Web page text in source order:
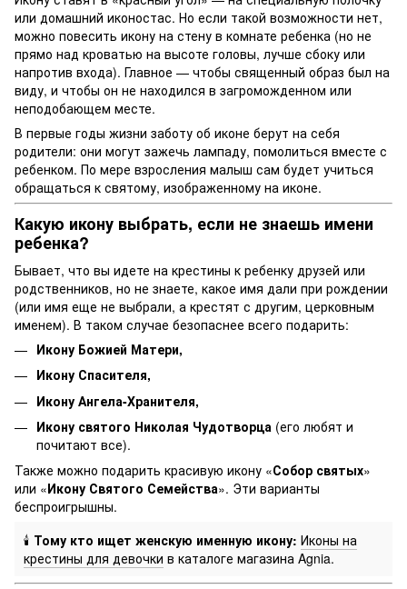
или домашний иконостас. Но если такой возможности нет,
можно повесить икону на стену в комнате ребенка (но не
прямо над кроватью на высоте головы, лучше сбоку или
напротив входа). Главное — чтобы священный образ был на
виду, и чтобы он не находился в загроможденном или
неподобающем месте.
В первые годы жизни заботу об иконе берут на себя
родители: они могут зажечь лампаду, помолиться вместе с
ребенком. По мере взросления малыш сам будет учиться
обращаться к святому, изображенному на иконе.
Какую икону выбрать, если не знаешь имени
ребенка?
Бывает, что вы идете на крестины к ребенку друзей или
родственников, но не знаете, какое имя дали при рождении
(или имя еще не выбрали, а крестят с другим, церковным
именем). В таком случае безопаснее всего подарить:
Икону Божией Матери,
Икону Спасителя,
Икону Ангела-Хранителя,
Икону святого Николая Чудотворца (его любят и
почитают все).
Также можно подарить красивую икону «Собор святых»
или «Икону Святого Семейства». Эти варианты
беспроигрышны.
🕯️ Тому кто ищет женскую именную икону: Иконы на
крестины для девочки в каталоге магазина Agnia.